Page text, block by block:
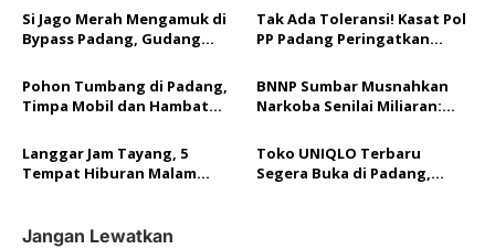
p
s
Polda Sumbar
Si Jago Merah Mengamuk di
Bypass Padang, Gudang
Tak Ada Toleransi! Kasat Pol
PP Padang Peringatkan
Terlibat Judi Online
Pohon Tumbang di Padang,
Timpa Mobil dan Hambat
BNNP Sumbar Musnahkan
Narkoba Senilai Miliaran:
Ribu Jiwa!
Langgar Jam Tayang, 5
Tempat Hiburan Malam
Toko UNIQLO Terbaru
Segera Buka di Padang,
Jangan Lewatkan